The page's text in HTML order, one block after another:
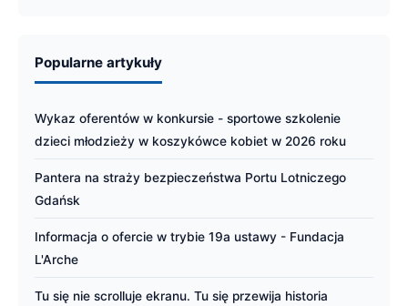
Popularne artykuły
Wykaz oferentów w konkursie - sportowe szkolenie
dzieci młodzieży w koszykówce kobiet w 2026 roku
Pantera na straży bezpieczeństwa Portu Lotniczego
Gdańsk
Informacja o ofercie w trybie 19a ustawy - Fundacja
L'Arche
Tu się nie scrolluje ekranu. Tu się przewija historia